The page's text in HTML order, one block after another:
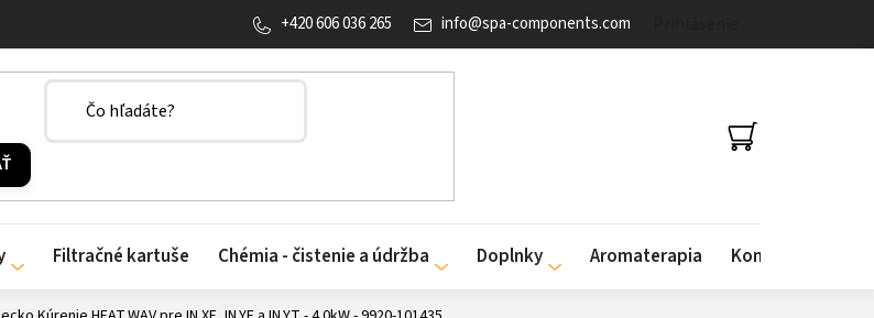
info@spa-components.com
+420 606 036 265
NÁKUPNÝ
KOŠÍK
Filtračné kartuše Chémia - čistenie a údržba Doplnky Aromaterapia Kontakty